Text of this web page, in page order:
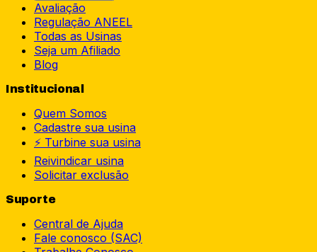
Avaliação
Regulação ANEEL
Todas as Usinas
Seja um Afiliado
Blog
Institucional
Quem Somos
Cadastre sua usina
⚡ Turbine sua usina
Reivindicar usina
Solicitar exclusão
Suporte
Central de Ajuda
Fale conosco (SAC)